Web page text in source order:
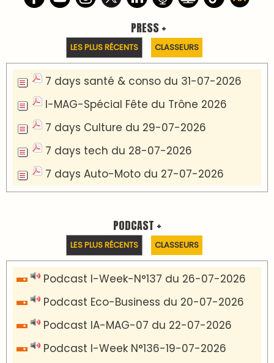
PRESS +
LES PLUS RÉCENTS CLASSEURS
7 days santé & conso du 31-07-2026
I-MAG-Spécial Fête du Trône 2026
7 days Culture du 29-07-2026
7 days tech du 28-07-2026
7 days Auto-Moto du 27-07-2026
PODCAST +
LES PLUS RÉCENTS CLASSEURS
Podcast I-Week-N°137 du 26-07-2026
Podcast Eco-Business du 20-07-2026
Podcast IA-MAG-07 du 22-07-2026
Podcast I-Week N°136-19-07-2026